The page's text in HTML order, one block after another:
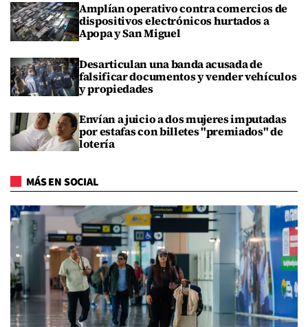
Amplían operativo contra comercios de
dispositivos electrónicos hurtados a
Apopa y San Miguel
Desarticulan una banda acusada de
falsificar documentos y vender vehículos
y propiedades
Envían a juicio a dos mujeres imputadas
por estafas con billetes "premiados" de
lotería
MÁS EN SOCIAL